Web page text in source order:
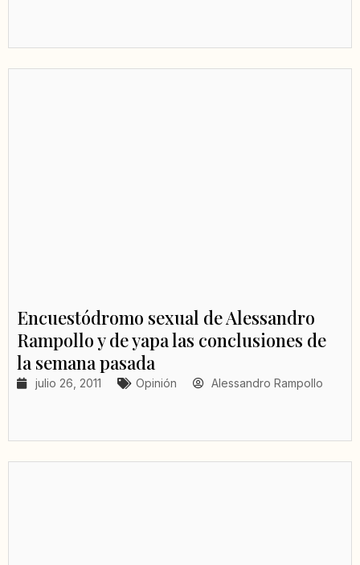
Encuestódromo sexual de Alessandro
Rampollo y de yapa las conclusiones de
la semana pasada
julio 26, 2011 Opinión Alessandro Rampollo